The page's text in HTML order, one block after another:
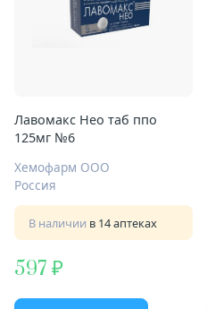
Лавомакс Нео таб ппо
125мг №6
Хемофарм ООО
Россия
В наличии в 14 аптеках
597